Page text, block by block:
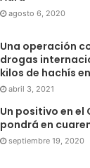
agosto 6, 2020
Una operación
drogas
kilos de hachís
abril 3, 2021
Un positivo en el
pondrá en
septiembre 19, 2020